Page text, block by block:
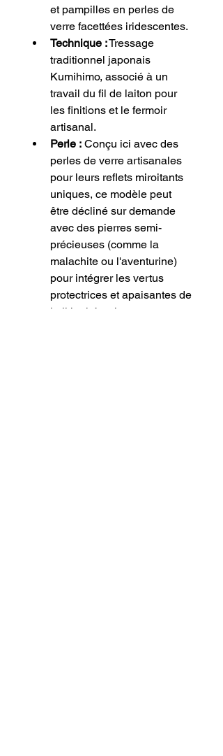
et pampilles en perles de
verre facettées iridescentes.
Technique : Tressage
traditionnel japonais
Kumihimo, associé à un
travail du fil de laiton pour
les finitions et le fermoir
artisanal.
Perle : Conçu ici avec des
perles de verre artisanales
pour leurs reflets miroitants
uniques, ce modèle peut
être décliné sur demande
avec des pierres semi-
précieuses (comme la
malachite ou l'aventurine)
pour intégrer les vertus
protectrices et apaisantes de
la lithothérapie.